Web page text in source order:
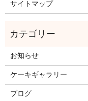
サイトマップ
お知らせ
ケーキギャラリー
ブログ